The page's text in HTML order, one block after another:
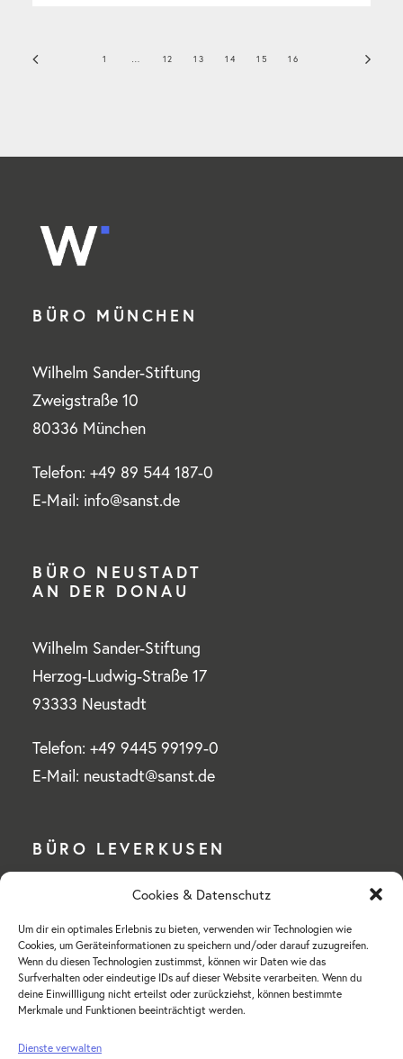
Cookies & Datenschutz
Um dir ein optimales Erlebnis zu bieten, verwenden wir Technologien wie
Cookies, um Geräteinformationen zu speichern und/oder darauf zuzugreifen.
Wenn du diesen Technologien zustimmst, können wir Daten wie das
Surfverhalten oder eindeutige IDs auf dieser Website verarbeiten. Wenn du
deine Einwillligung nicht erteilst oder zurückziehst, können bestimmte
Merkmale und Funktionen beeinträchtigt werden.
Dienste verwalten
1 12 13 14 15 16
BÜRO MÜNCHEN
Wilhelm Sander-Stiftung
Zweigstraße 10
80336 München
Telefon: +49 89 544 187-0
E-Mail: info@sanst.de
BÜRO NEUSTADT
AN DER DONAU
Wilhelm Sander-Stiftung
Herzog-Ludwig-Straße 17
93333 Neustadt
Telefon: +49 9445 99199-0
E-Mail: neustadt@sanst.de
BÜRO LEVERKUSEN
Wilhelm Sander-Stiftung
Mülheimer Straße 76 a
51375 Leverkusen-Schlebusch
Telefon: +49 214 855 18-0